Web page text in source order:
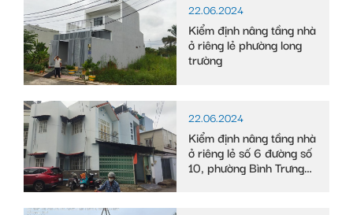
22.06.2024
Kiểm định nâng tầng nhà
ở riêng lẻ phường long
trường
22.06.2024
Kiểm định nâng tầng nhà
ở riêng lẻ số 6 đường số
10, phường Bình Trưng